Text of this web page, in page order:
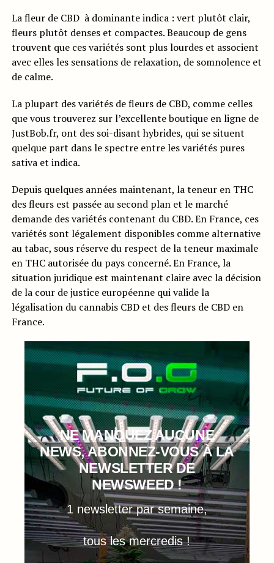
La fleur de CBD à dominante indica : vert plutôt clair,
fleurs plutôt denses et compactes. Beaucoup de gens
trouvent que ces variétés sont plus lourdes et associent
avec elles les sensations de relaxation, de somnolence et
de calme.
La plupart des variétés de fleurs de CBD, comme celles
que vous trouverez sur l’excellente boutique en ligne de
JustBob.fr, ont des soi-disant hybrides, qui se situent
quelque part dans le spectre entre les variétés pures
sativa et indica.
Depuis quelques années maintenant, la teneur en THC
des fleurs est passée au second plan et le marché
demande des variétés contenant du CBD. En France, ces
variétés sont légalement disponibles comme alternative
au tabac, sous réserve du respect de la teneur maximale
en THC autorisée du pays concerné. En France, la
situation juridique est maintenant claire avec la décision
de la cour de justice européenne qui valide la
légalisation du cannabis CBD et des fleurs de CBD en
France.
NE MANQUEZ AUCUNE
NEWS, ABONNEZ-VOUS À LA
NEWSLETTER DE
NEWSWEED !
1 newsletter par semaine,
tous les mercredis !